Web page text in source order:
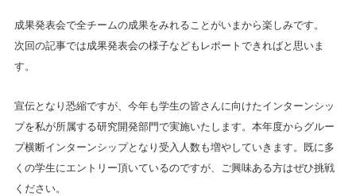
成果発表会で全チームの成果をみれることがいまから楽しみです。
次回の記事では成果発表会の様子などもレポートできればと思いま
す。
宣伝となり恐縮ですが、今年も学生の皆さんに向けたインターンシッ
プを私が所属する研究開発部門で実施いたします。本年度からグルー
プ横断インターンシップとなり受入人数も増やしていきます。既に多
くの学生にエントリー頂いているのですが、ご興味ある方はぜひ挑戦
ください。